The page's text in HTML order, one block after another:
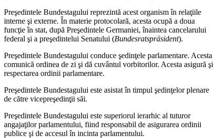
Preşedintele Bundestagului reprezintă acest organism în relaţiile
interne şi externe. În materie protocolară, acesta ocupă a doua
funcţie în stat, după Preşedintele Germaniei, înaintea cancelarului
federal şi a preşedintelui Senatului (Bundesratspräsident).
Preşedintele Bundestagului conduce şedinţele parlamentare. Acesta
comunică ordinea de zi şi dă cuvântul vorbitorilor. Acesta asigură şi
respectarea ordinii parlamentare.
Preşedintele Bundestagului este asistat în timpul şedinţelor plenare
de către vicepreşedinţii săi.
Preşedintele Bundestagului este superiorul ierarhic al tuturor
angajaţilor parlamentului, fiind responsabil de asigurarea ordinii
publice şi de accesul în incinta parlamentului.